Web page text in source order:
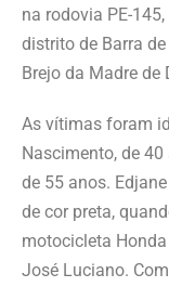
na rodovia PE-
distrito de Barra
Brejo da Madre de
As vítimas foram
Nascimento, de
de 55 anos.
de cor preta,
motocicleta
José Luciano.